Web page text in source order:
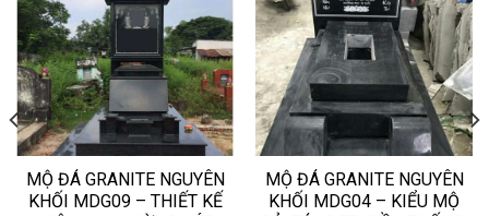
MỘ ĐÁ GRANITE NGUYÊN
KHỐI MDG09 – THIẾT KẾ
MỘ ĐÁ GRANITE NGUYÊN
KHỐI MDG04 – KIỂU MỘ